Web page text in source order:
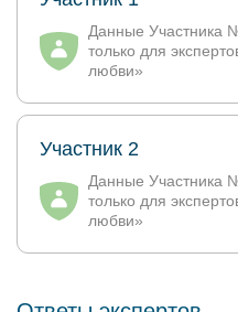
Данные Участника
только для
любви»
Участник 2
Данные Участника
только для
любви»